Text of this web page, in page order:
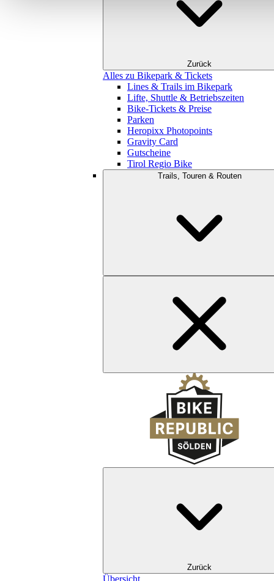
Zurück
Alles zu Bikepark & Tickets
Lines & Trails im Bikepark
Lifte, Shuttle & Betriebszeiten
Bike-Tickets & Preise
Parken
Heropixx Photopoints
Gravity Card
Gutscheine
Tirol Regio Bike
Trails, Touren & Routen
Zurück
Übersicht